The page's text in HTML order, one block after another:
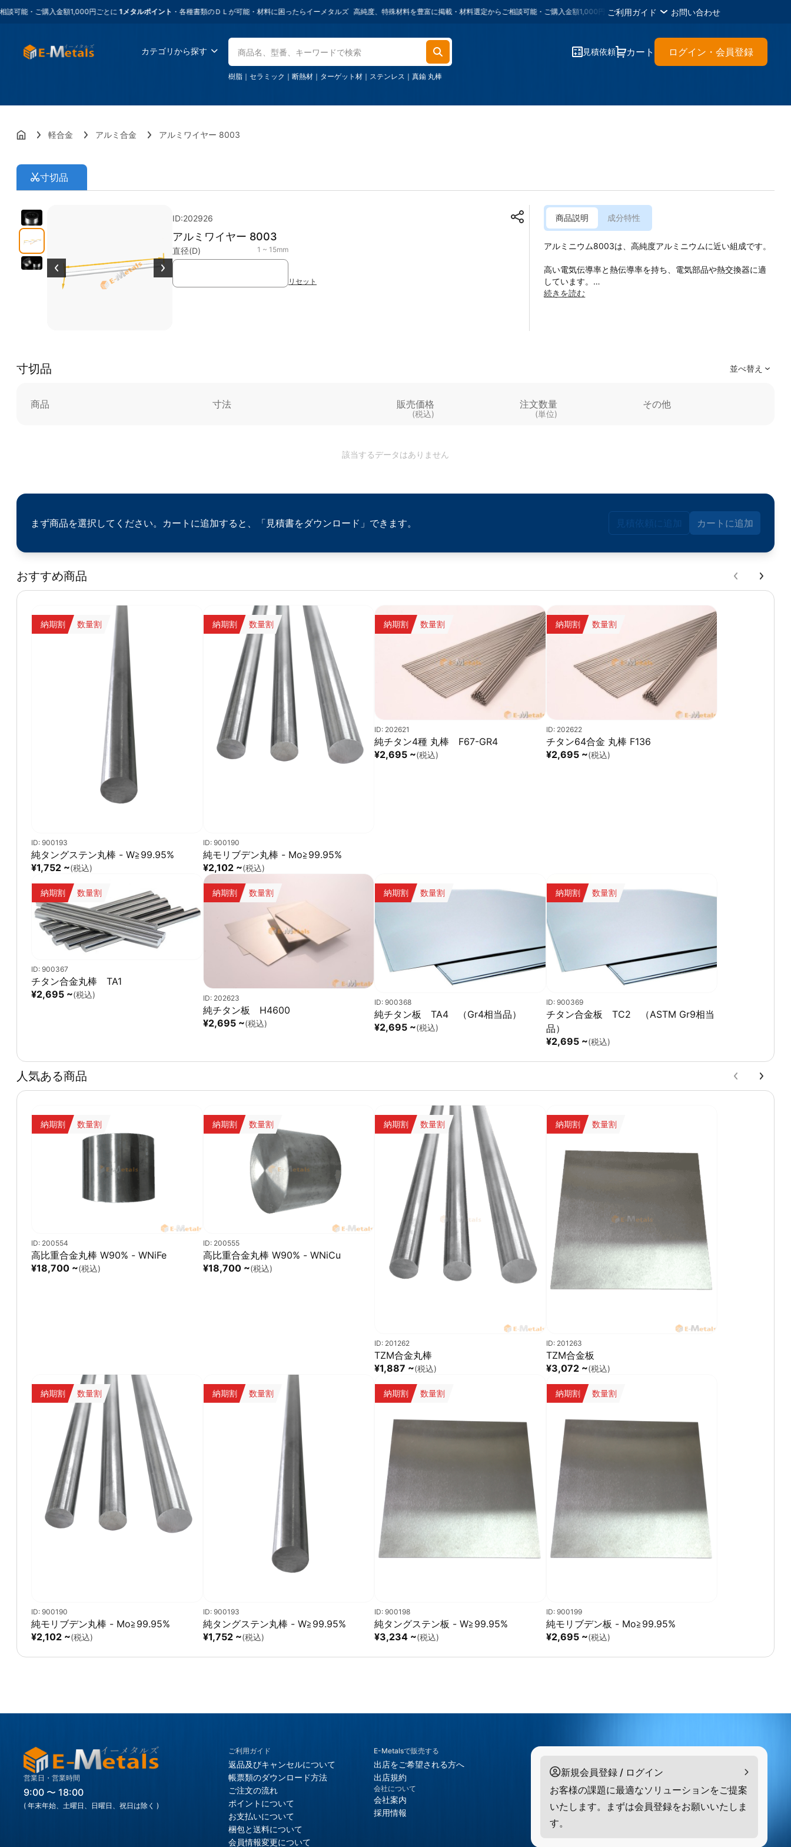
ご購入金額1,000円ごとに1メタルポイント・各種書類のＤＬが可能・材料に困ったらイーメタルズ 高純度、特殊材料を豊富に掲載・材料選定からご相談可能・ご購入金額1,000円ごとに 1メタルポイント・各種書類のＤＬが可能・材料に困ったら
ご利用ガイド お問い合わせ
カテゴリから探す
樹脂 ｜ セラミック ｜ 断熱材 ｜ ターゲット材 ｜ ステンレス ｜ 真鍮 丸棒
見積依頼 カート ログイン・会員登録
軽合金 アルミ合金 アルミワイヤー 8003
寸切品
ID:202926
アルミワイヤー 8003
直径(D) 1 ~ 15mm
リセット
商品説明 成分特性
アルミニウム8003は、高純度アルミニウムに近い組成です。
高い電気伝導率と熱伝導率を持ち、電気部品や熱交換器に適
しています。
8003は、高い電気伝導性と熱伝導性を活かした電気・電子分
続きを読む
寸切品 並べ替え
商品 寸法 販売価格
(税込)
注文数量
(単位)
その他
該当するデータはありません
まず商品を選択してください。カートに追加すると、「見積書をダウンロード」できます。 見積依頼に追加 カートに追加
おすすめ商品
納期割 数量割
ID: 900193
純タングステン丸棒 - W≧99.95%
¥1,752 ~(税込)
納期割 数量割
ID: 900190
純モリブデン丸棒 - Mo≧99.95%
¥2,102 ~(税込)
納期割 数量割
ID: 202621
純チタン4種 丸棒 F67-GR4
¥2,695 ~(税込)
納期割 数量割
ID: 202622
チタン64合金 丸棒 F136
¥2,695 ~(税込)
納期割 数量割
ID: 900367
チタン合金丸棒 TA1
¥2,695 ~(税込)
納期割 数量割
ID: 202623
純チタン板 H4600
¥2,695 ~(税込)
納期割 数量割
ID: 900368
純チタン板 TA4 （Gr4相当品）
¥2,695 ~(税込)
納期割 数量割
ID: 900369
チタン合金板 TC2 （ASTM Gr9相当
品）
¥2,695 ~(税込)
人気ある商品
納期割 数量割
ID: 200554
高比重合金丸棒 W90% - WNiFe
¥18,700 ~(税込)
納期割 数量割
ID: 200555
高比重合金丸棒 W90% - WNiCu
¥18,700 ~(税込)
納期割 数量割
ID: 201262
TZM合金丸棒
¥1,887 ~(税込)
納期割 数量割
ID: 201263
TZM合金板
¥3,072 ~(税込)
納期割 数量割
ID: 900190
純モリブデン丸棒 - Mo≧99.95%
¥2,102 ~(税込)
納期割 数量割
ID: 900193
純タングステン丸棒 - W≧99.95%
¥1,752 ~(税込)
納期割 数量割
ID: 900198
純タングステン板 - W≧99.95%
¥3,234 ~(税込)
納期割 数量割
ID: 900199
純モリブデン板 - Mo≧99.95%
¥2,695 ~(税込)
営業日・営業時間
9:00 〜 18:00
( 年末年始、土曜日、日曜日、祝日は除く )
ご利用ガイド
返品及びキャンセルについて
帳票類のダウンロード方法
ご注文の流れ
ポイントについて
お支払いについて
梱包と送料について
会員情報変更について
E-Metalsで販売する
出店をご希望される方へ
出店規約
会社について
会社案内
採用情報
新規会員登録 / ログイン
お客様の課題に最適なソリューションをご提案
いたします。まずは会員登録をお願いいたしま
す。